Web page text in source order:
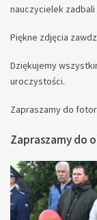
nauczycielek
Piękne zdjęcia
Dziękujemy
uroczystości.
Zapraszamy do
Zapraszamy do